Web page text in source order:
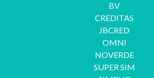
BV
CREDITAS
JBCRED
OMNI
NOVERDE
SUPER SIM